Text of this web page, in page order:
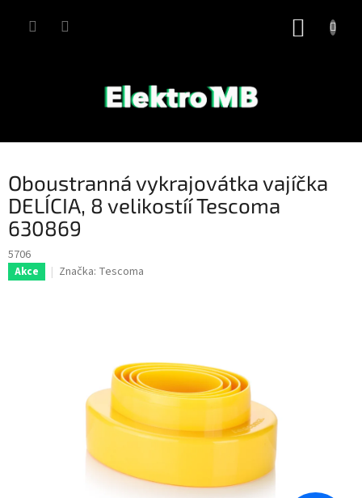
Oboustranná vykrajovátka vajíčka
DELÍCIA, 8 velikostíí Tescoma
630869
5706
Akce Značka: Tescoma